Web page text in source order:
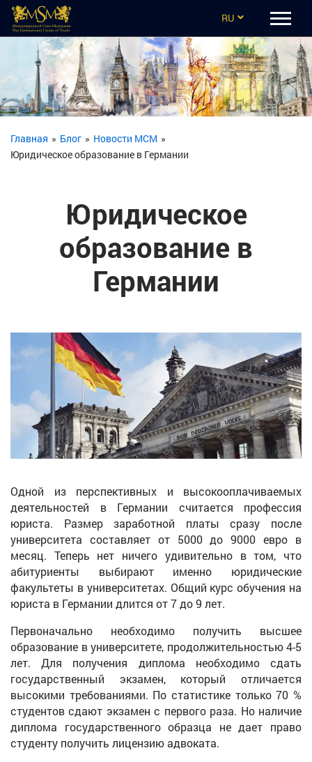
RU
EN
CZ
UA
Главная » Блог » Новости МСМ »
Юридическое образование в Германии
Юридическое
образование в
Германии
Одной из перспективных и высокооплачиваемых
деятельностей в Германии считается профессия
юриста. Размер заработной платы сразу после
университета составляет от 5000 до 9000 евро в
месяц. Теперь нет ничего удивительно в том, что
абитуриенты выбирают именно юридические
факультеты в университетах. Общий курс обучения на
юриста в Германии длится от 7 до 9 лет.
Первоначально необходимо получить высшее
образование в университете, продолжительностью 4-5
лет. Для получения диплома необходимо сдать
государственный экзамен, который отличается
высокими требованиями. По статистике только 70 %
студентов сдают экзамен с первого раза. Но наличие
диплома государственного образца не дает право
студенту получить лицензию адвоката.